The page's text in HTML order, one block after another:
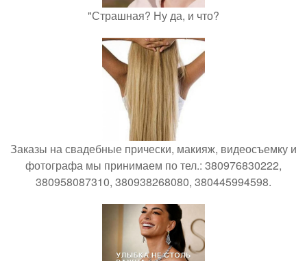
"Страшная? Ну да, и что?
Заказы на свадебные прически, макияж, видеосъемку и
фотографа мы принимаем по тел.: 380976830222,
380958087310, 380938268080, 380445994598.